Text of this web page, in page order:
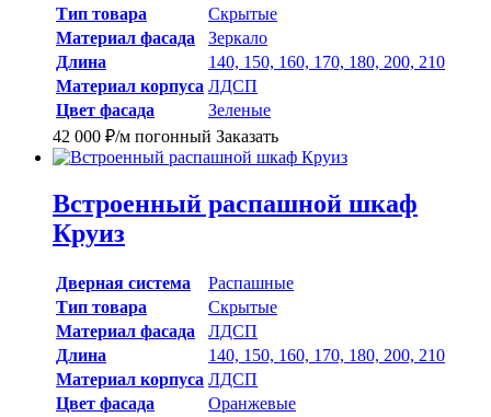
Тип товара
Скрытые
Материал фасада
Зеркало
Длина
140, 150, 160, 170, 180, 200, 210
Материал корпуса ЛДСП
Цвет фасада
Зеленые
42 000 ₽/м погонный Заказать
Встроенный распашной шкаф
Круиз
Дверная система
Распашные
Тип товара
Скрытые
Материал фасада
ЛДСП
Длина
140, 150, 160, 170, 180, 200, 210
Материал корпуса ЛДСП
Цвет фасада
Оранжевые